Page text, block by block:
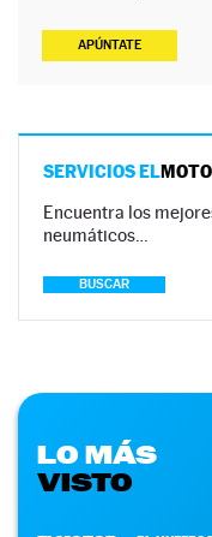
APÚNTATE
SERVICIOS EL
Encuentra los
neumáticos…
BUSCAR
LO MÁS
VISTO